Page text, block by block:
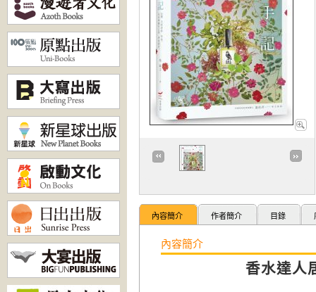
內容簡介 作者簡介 目錄
內容簡介
香水達人